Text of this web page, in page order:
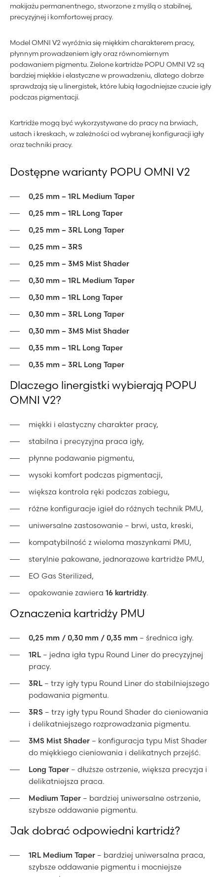
makijażu permanentnego, stworzone z myślą o stabilnej,
precyzyjnej i komfortowej pracy.
Model OMNI V2 wyróżnia się miękkim charakterem pracy,
płynnym prowadzeniem igły oraz równomiernym
podawaniem pigmentu. Zielone kartridże POPU OMNI V2 są
bardziej miękkie i elastyczne w prowadzeniu, dlatego dobrze
sprawdzają się u linergistek, które lubią łagodniejsze czucie igły
podczas pigmentacji.
Kartridże mogą być wykorzystywane do pracy na brwiach,
ustach i kreskach, w zależności od wybranej konfiguracji igły
oraz techniki pracy.
Dostępne warianty POPU OMNI V2
0,25 mm – 1RL Medium Taper
0,25 mm – 1RL Long Taper
0,25 mm – 3RL Long Taper
0,25 mm – 3RS
0,25 mm – 3MS Mist Shader
0,30 mm – 1RL Medium Taper
0,30 mm – 1RL Long Taper
0,30 mm – 3RL Long Taper
0,30 mm – 3MS Mist Shader
0,35 mm – 1RL Long Taper
0,35 mm – 3RL Long Taper
Dlaczego linergistki wybierają POPU
OMNI V2?
miękki i elastyczny charakter pracy,
stabilna i precyzyjna praca igły,
płynne podawanie pigmentu,
wysoki komfort podczas pigmentacji,
większa kontrola ręki podczas zabiegu,
różne konfiguracje igieł do różnych technik PMU,
uniwersalne zastosowanie – brwi, usta, kreski,
kompatybilność z wieloma maszynkami PMU,
sterylnie pakowane, jednorazowe kartridże PMU,
EO Gas Sterilized,
opakowanie zawiera 16 kartridży.
Oznaczenia kartridży PMU
0,25 mm / 0,30 mm / 0,35 mm – średnica igły.
1RL – jedna igła typu Round Liner do precyzyjnej
pracy.
3RL – trzy igły typu Round Liner do stabilniejszego
podawania pigmentu.
3RS – trzy igły typu Round Shader do cieniowania
i delikatniejszego rozprowadzania pigmentu.
3MS Mist Shader – konfiguracja typu Mist Shader
do miękkiego cieniowania i delikatnych przejść.
Long Taper – dłuższe ostrzenie, większa precyzja i
delikatniejsza praca.
Medium Taper – bardziej uniwersalne ostrzenie,
szybsze oddawanie pigmentu.
Jak dobrać odpowiedni kartridż?
1RL Medium Taper – bardziej uniwersalna praca,
szybsze oddawanie pigmentu i mocniejsze